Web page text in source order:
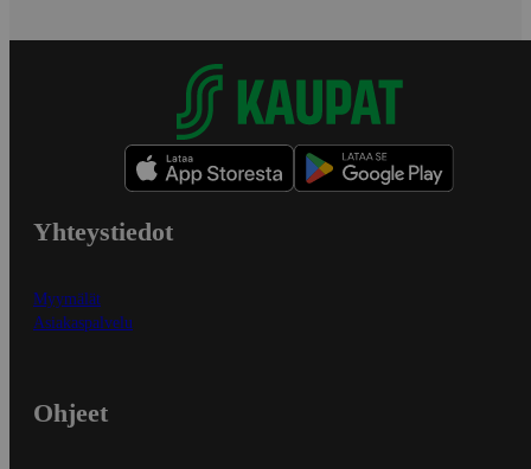
Yhteystiedot
Myymälät
Asiakaspalvelu
Ohjeet